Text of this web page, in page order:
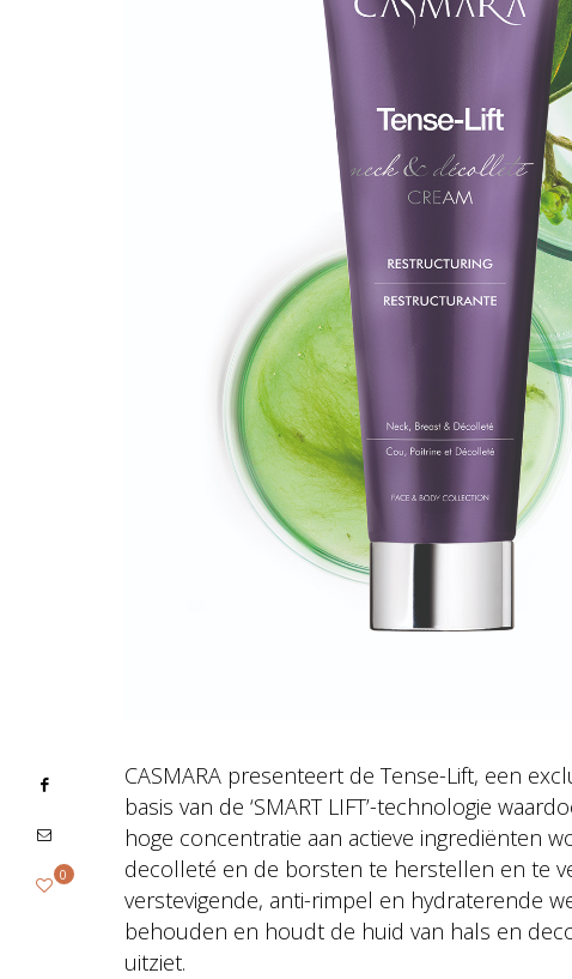
CASMARA presenteert de Tense-Lift, een
basis van de ‘SMART LIFT’-technologie
hoge concentratie aan actieve ingrediënten
decolleté en de borsten te herstellen en te
verstevigende, anti-rimpel en hydraterende
behouden en houdt de huid van hals en
uitziet.
0